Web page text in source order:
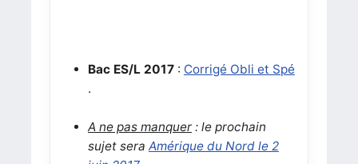
Bac ES/L 2017: Corrigé Obli et Spé
.
A ne pas manquer: le prochain
sujet sera Amérique du Nord le 2